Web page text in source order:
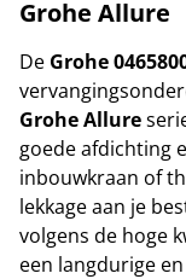
Grohe Allure
De Grohe
Grohe Allure
goede afdichting
inbouwkraan of
lekkage aan je
volgens de hoge
een langdurige